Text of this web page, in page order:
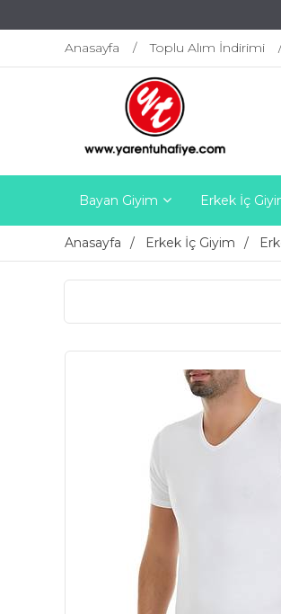
Anasayfa Toplu Alım İndirimi
Bayan Giyim Erkek İç
Anasayfa Erkek İç Giyim
2200 TL ÜZERİ